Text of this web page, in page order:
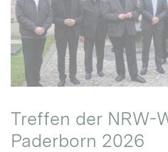
Treffen der NRW-
Paderborn 2026